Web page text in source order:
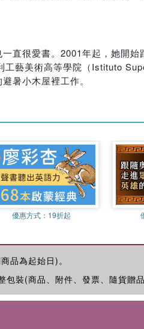
直很愛書。2001年起，她開
工藝美術高等學院（Istituto
暑小木屋裡工作。
優惠方式： 19折起
品為起始日)。
裝(商品、附件、發票、隨貨贈